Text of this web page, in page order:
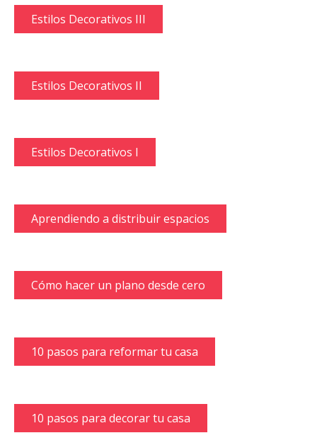
Estilos Decorativos III
Estilos Decorativos II
Estilos Decorativos I
Aprendiendo a distribuir espacios
Cómo hacer un plano desde cero
10 pasos para reformar tu casa
10 pasos para decorar tu casa